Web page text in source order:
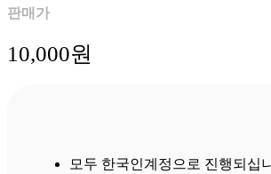
판매가
10,000원
모두 한국인계정으로 진행되십